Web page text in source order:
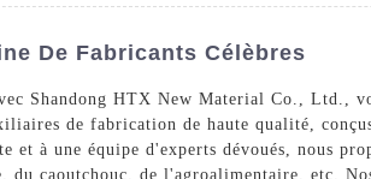
De Fabricants Célèbres
Shandong HTX New Material Co., Ltd.,
de fabrication de haute qualité,
à une équipe d'experts dévoués, nous
du caoutchouc, de l'agroalimentaire, etc.